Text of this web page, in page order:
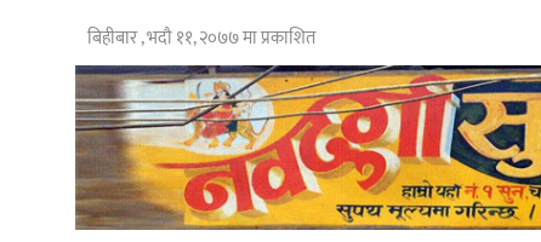
बिहीबार , भदौ ११, २०७७ मा प्रकाशित